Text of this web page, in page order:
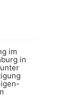
im
in